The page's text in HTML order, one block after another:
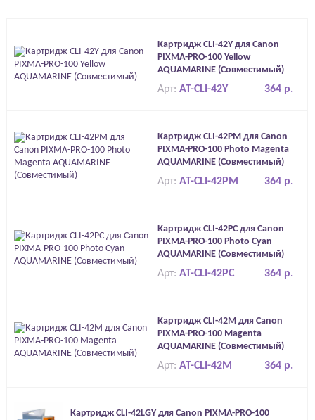
Картридж CLI-42Y для Canon
PIXMA-PRO-100 Yellow
AQUAMARINE (Совместимый)
364 р.
Арт:AT-CLI-42Y
Картридж CLI-42PM для Canon
PIXMA-PRO-100 Photo Magenta
AQUAMARINE (Совместимый)
364 р.
Арт: AT-CLI-42PM
Картридж CLI-42PC для Canon
PIXMA-PRO-100 Photo Cyan
AQUAMARINE (Совместимый)
364 р.
Арт: AT-CLI-42PC
Картридж CLI-42M для Canon
PIXMA-PRO-100 Magenta
AQUAMARINE (Совместимый)
364 р.
Арт:AT-CLI-42M
Картридж CLI-42LGY для Canon PIXMA-PRO-100